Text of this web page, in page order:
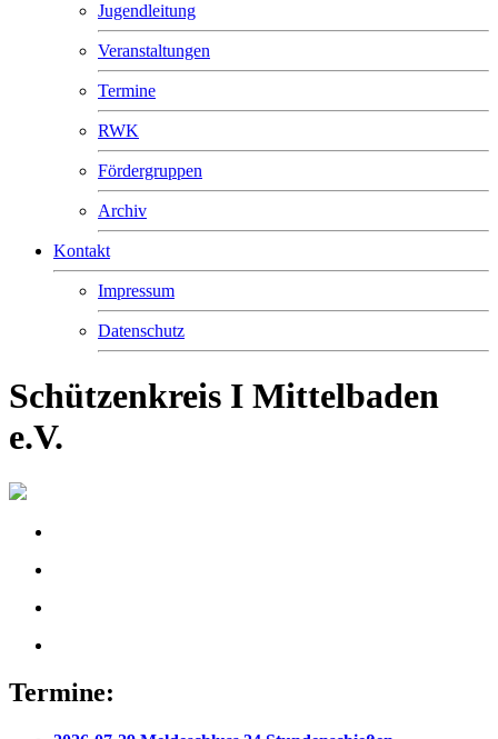
Jugendleitung
Veranstaltungen
Termine
RWK
Fördergruppen
Archiv
Kontakt
Impressum
Datenschutz
Schützenkreis I Mittelbaden
e.V.
Termine: